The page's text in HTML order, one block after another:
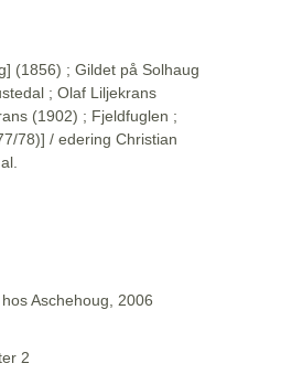
(1856) ; Gildet på Solhaug
; Olaf Liljekrans
(1902) ; Fjeldfuglen ;
78)] / edering Christian
Aschehoug, 2006
2